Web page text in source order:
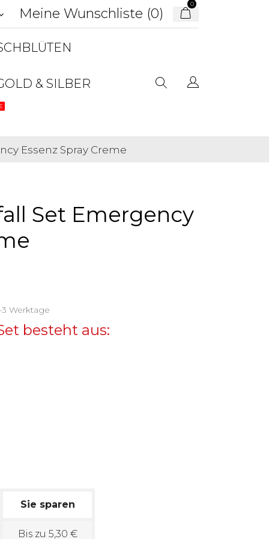
Meine Wunschliste (0)
0
& SILBER
Essenz Spray Creme
Set Emergency
3 Werktage
besteht aus:
Sie sparen
Bis zu 5,30 €